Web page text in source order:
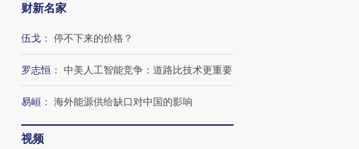
财新名家
伍戈 ： 停不下来的价格？
罗志恒 ： 中美人工智能竞争：道路比技术更重要
易峘 ： 海外能源供给缺口对中国的影响
视频